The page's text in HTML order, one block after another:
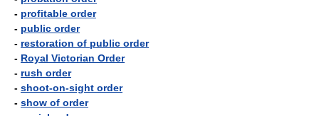
- profitable order
- public order
- restoration of public order
- Royal Victorian Order
- rush order
- shoot-on-sight order
- show of order